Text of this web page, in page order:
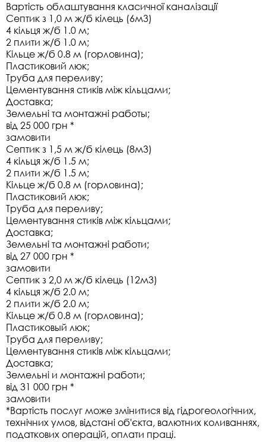
Вартість облаштування класичної каналізації
Септик з 1,0 м ж/б кілець (6м3)
4 кільця ж/б 1.0 м;
2 плити ж/б 1.0 м;
Кільце ж/б 0.8 м (горловина);
Пластиковий люк;
Труба для переливу;
Цементування стиків між кільцами;
Доставка;
Земельні та монтажні работы;
від 25 000 грн *
замовити
Септик з 1,5 м ж/б кілець (8м3)
4 кільця ж/б 1.5 м;
2 плити ж/б 1.5 м;
Кільце ж/б 0.8 м (горловина);
Пластиковий люк;
Труба для переливу;
Цементування стиків між кільцами;
Доставка;
Земельні та монтажні работи;
від 27 000 грн *
замовити
Септик з 2,0 м ж/б кілець (12м3)
4 кільця ж/б 2.0 м;
2 плити ж/б 2.0 м;
Кільце ж/б 0.8 м (горловина);
Пластиковый люк;
Труба для переливу;
Цементування стиків між кільцами;
Доставка;
Земельні и монтажні работи;
від 31 000 грн *
замовити
*Вартість послуг може змінитися від гідрогеологічних,
технічних умов, відстані об'єкта, валютних коливаннях,
податкових операцій, оплати праці.